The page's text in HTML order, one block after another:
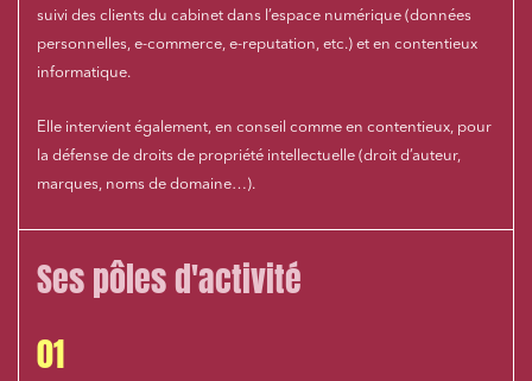
suivi des clients du cabinet dans l’espace numérique (données
personnelles, e-commerce, e-reputation, etc.) et en contentieux
informatique.
Elle intervient également, en conseil comme en contentieux, pour
la défense de droits de propriété intellectuelle (droit d’auteur,
marques, noms de domaine…).
Ses pôles d'activité
01